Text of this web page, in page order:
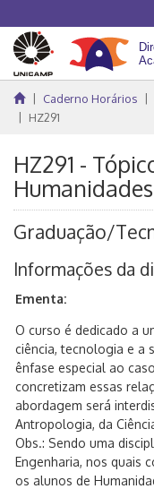
Caderno Horários
HZ291
HZ291 -
Graduação/
Informações da
Ementa:
O curso é dedicado a
ciência, tecnologia e a
ênfase especial ao
concretizam essas
abordagem será
Antropologia, da
Obs.: Sendo uma
Engenharia, nos quais
os alunos de